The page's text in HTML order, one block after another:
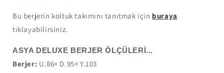
Bu berjerin koltuk takımını tanıtmak için buraya
tıklayabilirsiniz.
ASYA DELUXE BERJER ÖLÇÜLERİ...
Berjer: U.86× D.95× Y.103